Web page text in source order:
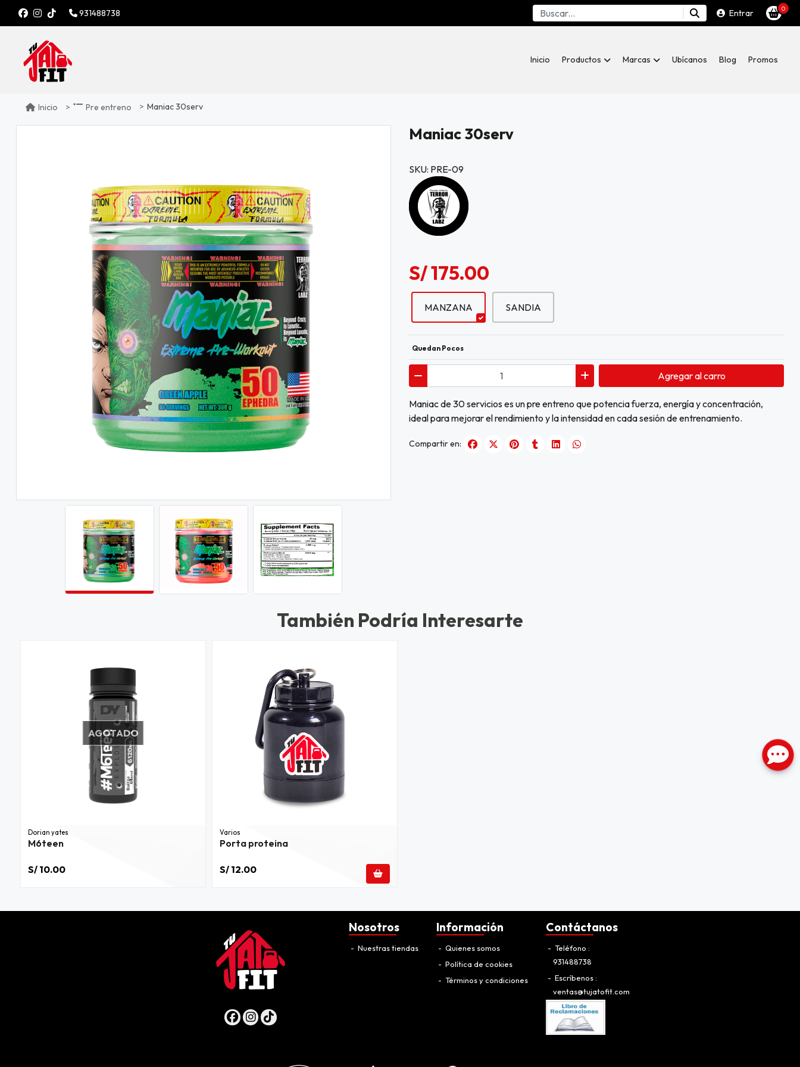
931488738 Entrar 0
Inicio Productos Marcas Ubícanos Blog Promos
Inicio Pre entreno Maniac 30serv
Maniac 30serv
SKU: PRE-09
S/ 175.00
MANZANA SANDIA
Quedan Pocos
Agregaral carro
Maniac de 30 servicios es un pre entreno que potencia fuerza, energía y concentración,
ideal para mejorar el rendimiento y la intensidad en cada sesión de entrenamiento.
Compartir en:
También Podría Interesarte
AGOTADO
Dorian yates
M6teen
S/ 10.00
Varios
Porta proteina
S/ 12.00
Nosotros
Nuestras tiendas
Información
Quienes somos
Política de cookies
Términos y condiciones
Contáctanos
Teléfono
931488738
Escríbenos
ventas@tujatofit.com